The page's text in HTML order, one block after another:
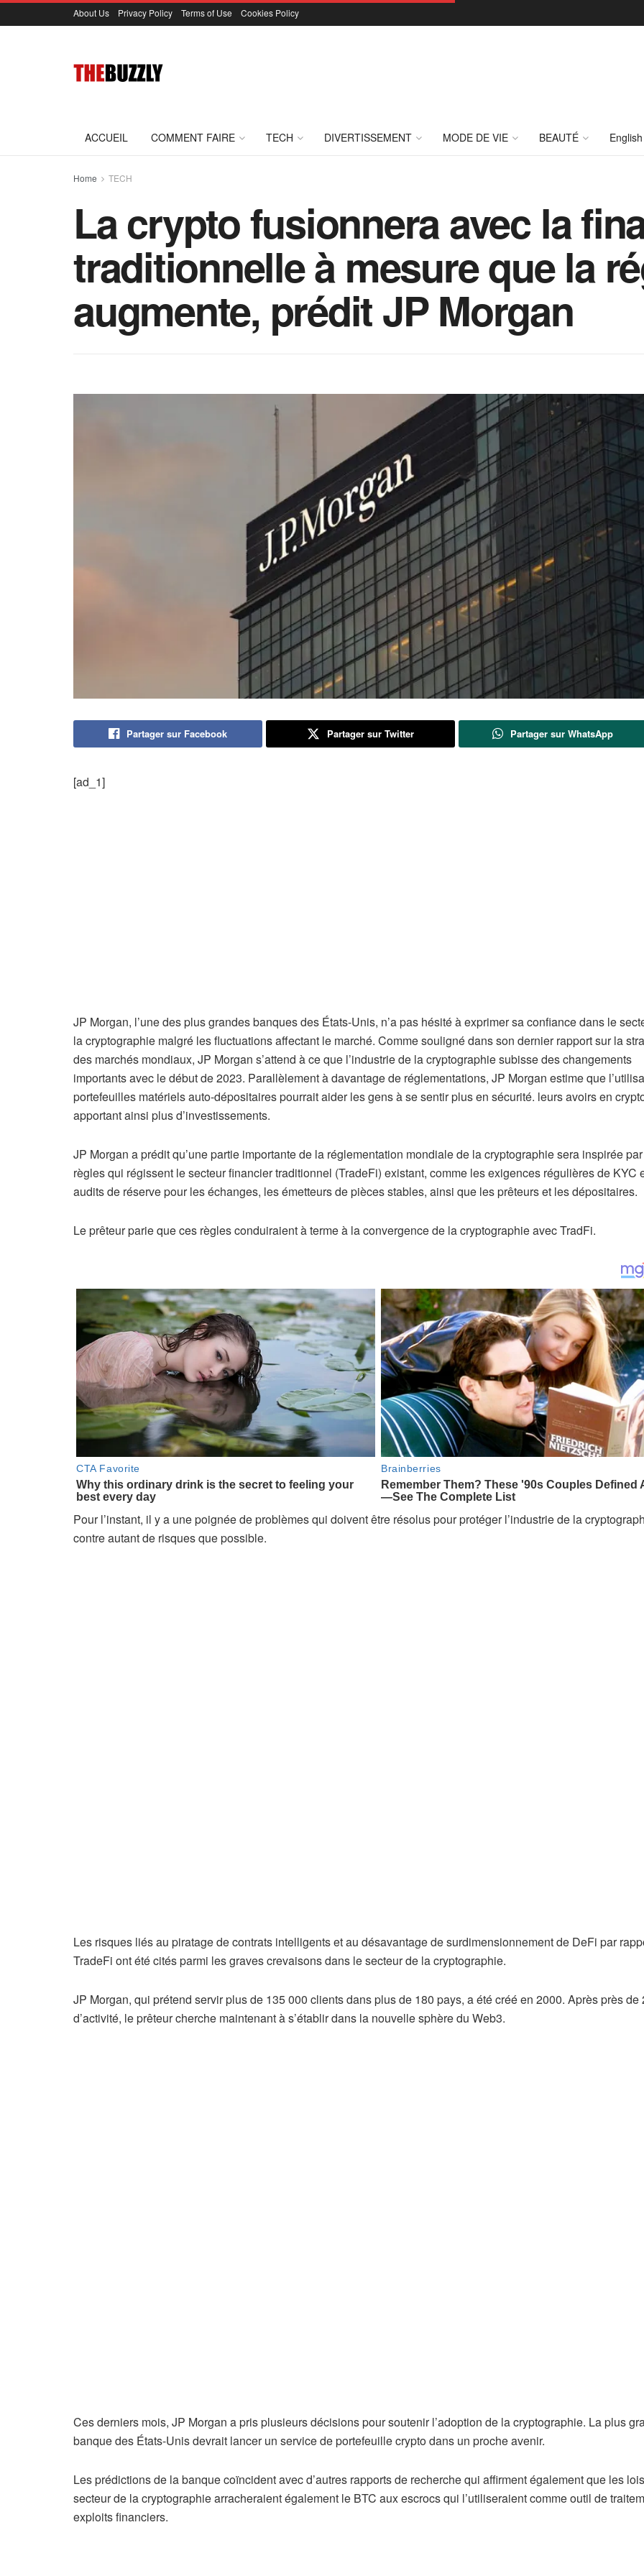
About Us Privacy Policy Terms of Use Cookies Policy
ACCUEIL COMMENT FAIRE TECH DIVERTISSEMENT MODE DE VIE BEAUTÉ
Home TECH
La crypto fusionnera avec la
traditionnelle à mesure que la
augmente, prédit JP Morgan
Partager sur Facebook Partager sur Twitter Partager sur WhatsApp
[ad_1]
JP Morgan, l’une des plus grandes banques des États-Unis, n’a pas hésité à exprimer sa confiance dans le
la cryptographie malgré les fluctuations affectant le marché. Comme souligné dans son dernier rapport sur la
des marchés mondiaux, JP Morgan s’attend à ce que l’industrie de la cryptographie subisse des changements
importants avec le début de 2023. Parallèlement à davantage de réglementations, JP Morgan estime que
portefeuilles matériels auto-dépositaires pourrait aider les gens à se sentir plus en sécurité. leurs avoirs en
apportant ainsi plus d’investissements.
JP Morgan a prédit qu’une partie importante de la réglementation mondiale de la cryptographie sera inspirée
règles qui régissent le secteur financier traditionnel (TradeFi) existant, comme les exigences régulières de KYC
audits de réserve pour les échanges, les émetteurs de pièces stables, ainsi que les prêteurs et les dépositaires.
Le prêteur parie que ces règles conduiraient à terme à la convergence de la cryptographie avec TradFi.
Pour l’instant, il y a une poignée de problèmes qui doivent être résolus pour protéger l’industrie de la
contre autant de risques que possible.
Les risques liés au piratage de contrats intelligents et au désavantage de surdimensionnement de DeFi par
TradeFi ont été cités parmi les graves crevaisons dans le secteur de la cryptographie.
JP Morgan, qui prétend servir plus de 135 000 clients dans plus de 180 pays, a été créé en 2000. Après près de
d’activité, le prêteur cherche maintenant à s’établir dans la nouvelle sphère du Web3.
Ces derniers mois, JP Morgan a pris plusieurs décisions pour soutenir l’adoption de la cryptographie. La plus
banque des États-Unis devrait lancer un service de portefeuille crypto dans un proche avenir.
Les prédictions de la banque coïncident avec d’autres rapports de recherche qui affirment également que les
secteur de la cryptographie arracheraient également le BTC aux escrocs qui l’utiliseraient comme outil de
exploits financiers.